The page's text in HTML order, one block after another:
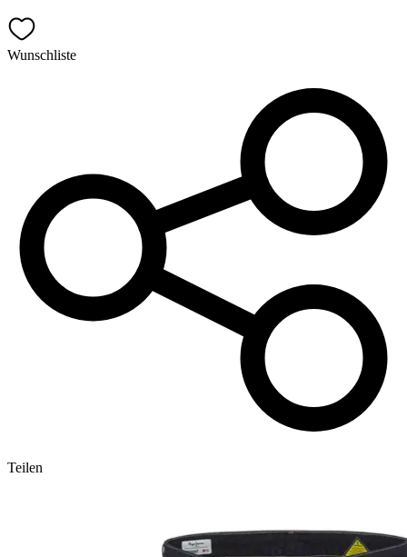
Wunschliste
Teilen